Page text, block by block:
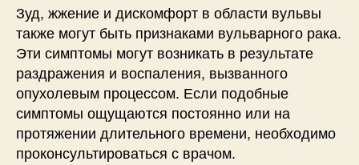
Зуд, жжение и дискомфорт в области вульвы
также могут быть признаками вульварного рака.
Эти симптомы могут возникать в результате
раздражения и воспаления, вызванного
опухолевым процессом. Если подобные
симптомы ощущаются постоянно или на
протяжении длительного времени, необходимо
проконсультироваться с врачом.